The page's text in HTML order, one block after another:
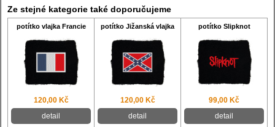
Ze stejné kategorie také doporučujeme
potítko vlajka Francie potítko Jižanská vlajka potítko Slipknot
120,00 Kč
detail
120,00 Kč
detail
99,00 Kč
detail